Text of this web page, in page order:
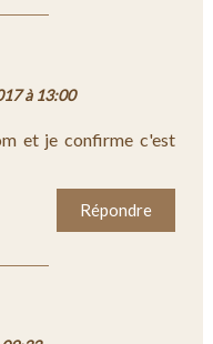
à 13:00
et je confirme c'est
Répondre